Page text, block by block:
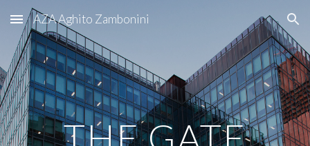
Skip to main content Skip to navigation
AZA Aghito Zambonini
THE GATE